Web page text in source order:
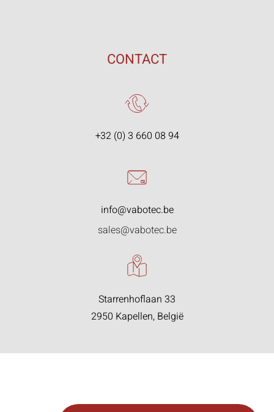
CONTACT
+32 (0) 3 660 08 94
info@vabotec.be
sales@vabotec.be
Starrenhoflaan 33
2950 Kapellen, België